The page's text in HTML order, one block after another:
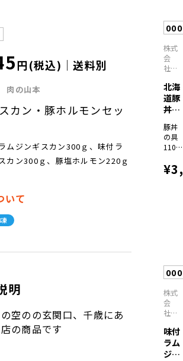
円(税込)｜送料別
肉の山本
カン・豚ホルモンセッ
ムジンギスカン300ｇ、味付ラ
カン300ｇ、豚塩ホルモン220ｇ
いて
明
空のの玄関口、千歳にあ
の商品です
400ｇ
×2パ
ッ
ク）
株式
会
社
山本
北海
道豚
丼の
具
6食...
豚丼
の具
110ｇ
豚丼
のタ
株式
会
社
山本
味付
ラム
ジン